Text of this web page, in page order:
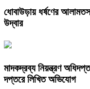
ধোবাউড়ায় ধর্ষণের
উদ্বার
মাদকদ্রব্য নিয়ন্ত্রণ
দপ্তরে লিখিত অভিযোগ